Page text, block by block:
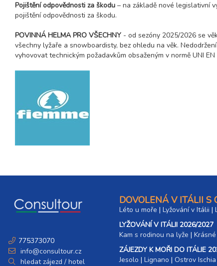
Pojištění odpovědnosti za škodu – na základě nové legislativní
pojištění odpovědnosti za škodu.
POVINNÁ HELMA PRO VŠECHNY - od sezóny 2025/2026 se
všechny lyžaře a snowboardisty, bez ohledu na věk.
vyhovovat technickým požadavkům obsaženým v normě UNI
775373070
info@consultour.cz
hledat zájezd / hotel
DOVOLENÁ V ITÁLII S
Léto u moře | Lyžování v Itálii |
LYŽOVÁNÍ V ITÁLII 2026/2027
Kam s rodinou na lyže |​
ZÁJEZDY K MOŘI DO ITÁLIE
Jesolo | Lignano | Ostrov Ischia